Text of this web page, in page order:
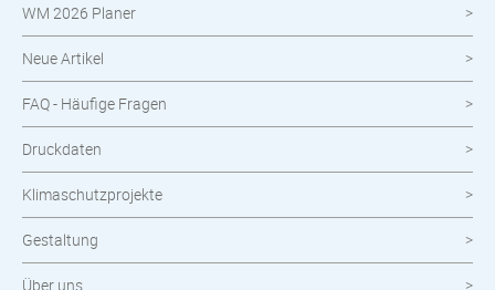
WM 2026 Planer
Neue Artikel
FAQ - Häufige Fragen
Druckdaten
Klimaschutzprojekte
Gestaltung
Über uns